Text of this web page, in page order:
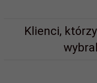
Klienci,